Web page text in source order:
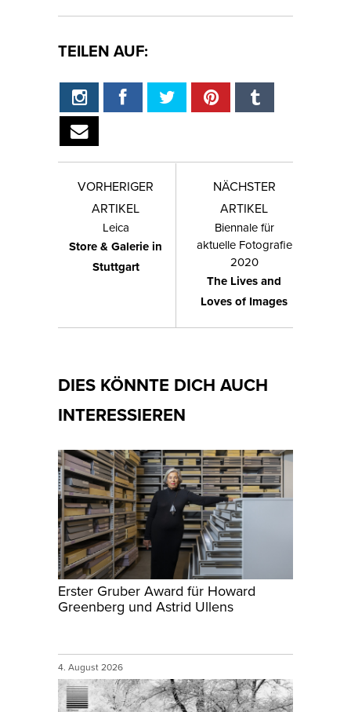
TEILEN AUF:
VORHERIGER
ARTIKEL
Leica
Store & Galerie in
Stuttgart
NÄCHSTER
ARTIKEL
Biennale für
aktuelle Fotografie
2020
The Lives and
Loves of Images
DIES KÖNNTE DICH AUCH
INTERESSIEREN
Erster Gruber Award für Howard
Greenberg und Astrid Ullens
4. August 2026